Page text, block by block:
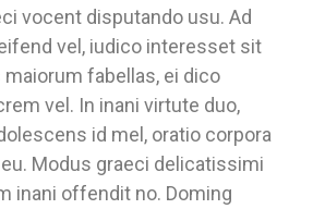
vocent disputando usu. Ad
vel, iudico interesset sit
fabellas, ei dico
vel. In inani virtute duo,
id mel, oratio corpora
Modus graeci delicatissimi
inani offendit no. Doming